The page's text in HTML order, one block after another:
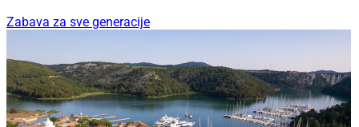
Zabava za sve generacije